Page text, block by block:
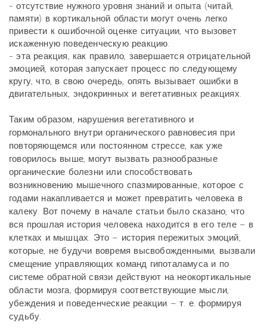
- отсутствие нужного уровня знаний и опыта (читай,
памяти) в кортикальной области могут очень легко
привести к ошибочной оценке ситуации, что вызовет
искаженную поведенческую реакцию.
- эта реакция, как правило, завершается отрицательной
эмоцией, которая запускает процесс по следующему
кругу, что, в свою очередь, опять вызывает ошибки в
двигательных, эндокринных и вегетативных реакциях.
Таким образом, нарушения вегетативного и
гормонального внутри органического равновесия при
повторяющемся или постоянном стрессе, как уже
говорилось выше, могут вызвать разнообразные
органические болезни или способствовать
возникновению мышечного спазмированные, которое с
годами накапливается и может превратить человека в
калеку. Вот почему в начале статьи было сказано, что
вся прошлая история человека находится в его теле – в
клетках и мышцах. Это – история пережитых эмоций,
которые, не будучи вовремя высвобожденными, вызвали
смещение управляющих команд гипоталамуса и по
системе обратной связи действуют на неокортикальные
области мозга, формируя соответствующие мысли,
убеждения и поведенческие реакции – т. е. формируя
судьбу.